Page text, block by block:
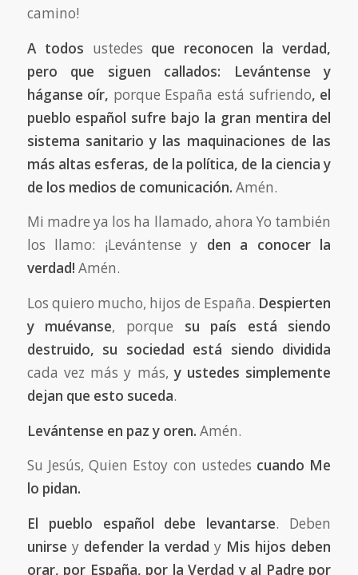
camino!
A todos ustedes que reconocen la verdad,
pero que siguen callados: Levántense y
háganse oír, porque España está sufriendo, el
pueblo español sufre bajo la gran mentira del
sistema sanitario y las maquinaciones de las
más altas esferas, de la política, de la ciencia y
de los medios de comunicación. Amén.
Mi madre ya los ha llamado, ahora Yo también
los llamo: ¡Levántense y den a conocer la
verdad! Amén.
Los quiero mucho, hijos de España. Despierten
y muévanse, porque su país está siendo
destruido, su sociedad está siendo dividida
cada vez más y más,y ustedes simplemente
dejan que esto suceda.
Levántense en paz y oren. Amén.
Su Jesús, Quien Estoy con ustedes cuando Me
lo pidan.
El pueblo español debe levantarse. Deben
unirse y defender la verdad y Mis hijos deben
orar, por España, por la Verdad y al Padre por